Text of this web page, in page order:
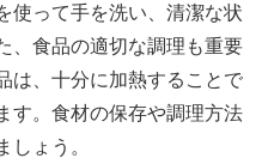
使って手を洗い、清潔な状
、食品の適切な調理も重要
は、十分に加熱することで
す。食材の保存や調理方法
しょう。